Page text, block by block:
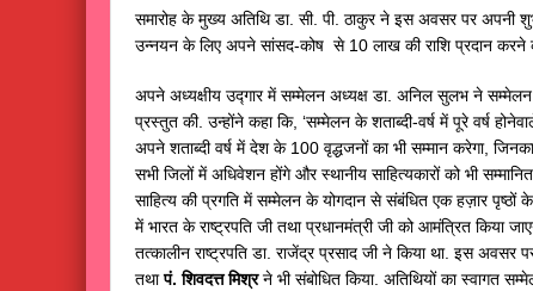
समारोह के मुख्य अतिथि डा. सी. पी. ठाकुर ने इस अवसर पर अपनी
उन्नयन के लिए अपने सांसद-कोष से 10 लाख की राशि प्रदान करने
अपने अध्यक्षीय उद्गार में सम्मेलन अध्यक्ष डा. अनिल सुलभ ने
प्रस्तुत की. उन्होंने कहा कि, ‘सम्मेलन के शताब्दी-वर्ष में पूरे वर्ष
अपने शताब्दी वर्ष में देश के 100 वृद्धजनों का भी सम्मान करेगा,
सभी जिलों में अधिवेशन होंगे और स्थानीय साहित्यकारों को भी
साहित्य की प्रगति में सम्मेलन के योगदान से संबंधित एक हज़ार पृष्ठों
में भारत के राष्ट्रपति जी तथा प्रधानमंत्री जी को आमंत्रित किया
तत्कालीन राष्ट्रपति डा. राजेंद्र प्रसाद जी ने किया था. इस अवसर
तथापं. शिवदत्त मिश्रने भी संबोधित किया. अतिथियों का स्वागत